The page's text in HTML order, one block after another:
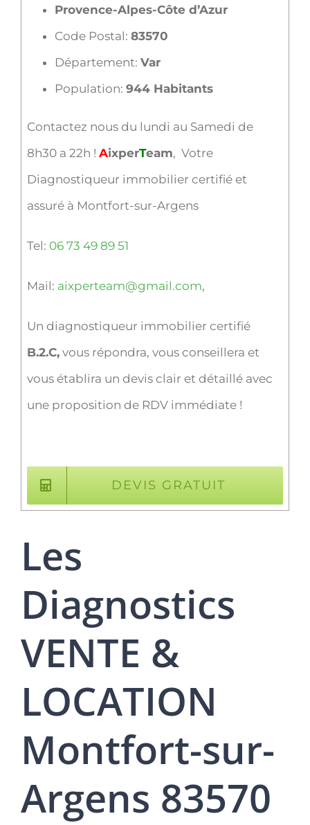
Provence-Alpes-Côte d’Azur
Code Postal: 83570
Département: Var
Population: 944 Habitants
Contactez nous du lundi au Samedi de
8h30 a 22h ! AixperTeam, Votre
Diagnostiqueur immobilier certifié et
assuré à Montfort-sur-Argens
Tel: 06 73 49 89 51
Mail: aixperteam@gmail.com,
Un diagnostiqueur immobilier certifié
B.2.C,vous répondra, vous conseillera et
vous établira un devis clair et détaillé avec
une proposition de RDV immédiate !
DEVIS GRATUIT
Les
Diagnostics
VENTE &
LOCATION
Montfort-sur-
Argens 83570